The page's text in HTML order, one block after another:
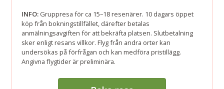
INFO: Gruppresa för ca 15–18 resenärer. 10 dagars öppet
köp från bokningstillfället, därefter betalas
anmälningsavgiften för att bekräfta platsen. Slutbetalning
sker enligt resans villkor. Flyg från andra orter kan
undersökas på förfrågan och kan medföra pristillägg.
Angivna flygtider är preliminära.